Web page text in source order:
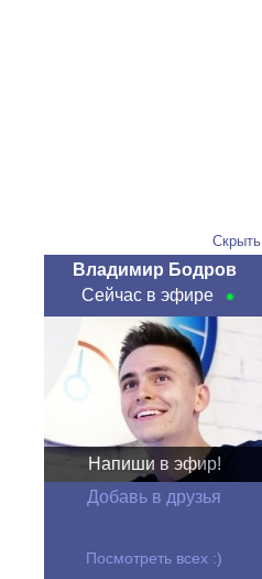
Скрыть
Владимир Бодров
Сейчас в эфире
Напиши в эфир!
Добавь в друзья
Посмотреть всех :)